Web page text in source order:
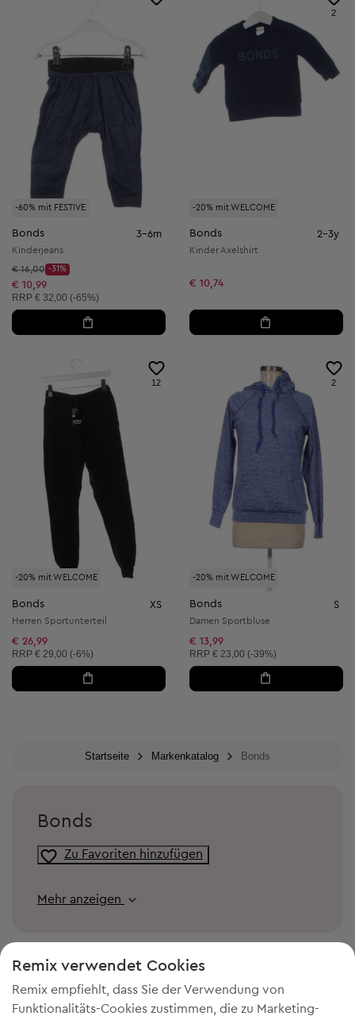
-60% mit FESTIVE
Bonds 3-6m
Kinderjeans
Startpreis:
€ 16,00
Discount Price:
-31%
Reduzierter Preis:
€ 10,99
Unverbindliche Preisempfehlung:
RRP € 32,00 (-65%)
-20% mit WELCOME
2
Bonds 2-3y
Kinder Axelshirt
€ 10,74
-20% mit WELCOME
12
Bonds XS
Herren Sportunterteil
€ 26,99
Unverbindliche Preisempfehlung:
RRP € 29,00 (-6%)
-20% mit WELCOME
2
Bonds S
Damen Sportbluse
€ 13,99
Unverbindliche Preisempfehlung:
RRP € 23,00 (-39%)
Startseite Markenkatalog Bonds
Bonds
Zu Favoriten hinzufügen
Mehr anzeigen
Remix verwendet Cookies
Remix empfiehlt, dass Sie der Verwendung von
Funktionalitäts-Cookies zustimmen, die zu Marketing-